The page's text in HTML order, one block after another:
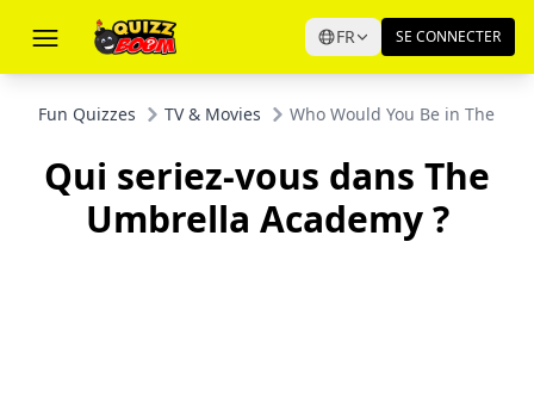
FR SE CONNECTER
Fun Quizzes TV & Movies Who Would You Be in The
Qui seriez-vous dans The
Umbrella Academy ?